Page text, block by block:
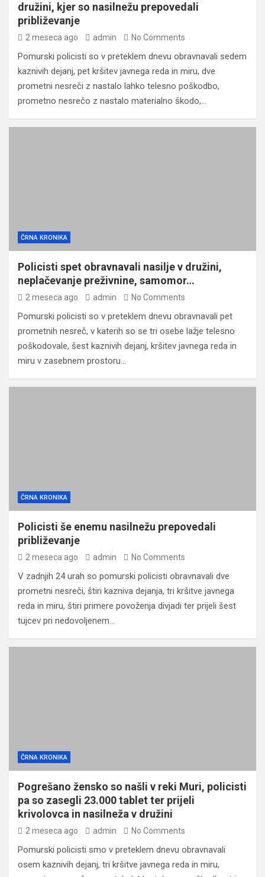
družini, kjer so nasilnežu prepovedali
približevanje
2 meseca ago admin No Comments
Pomurski policisti so v preteklem dnevu obravnavali sedem
kaznivih dejanj, pet kršitev javnega reda in miru, dve
prometni nesreči z nastalo lahko telesno poškodbo,
prometno nesrečo z nastalo materialno škodo,…
ČRNA KRONIKA
Policisti spet obravnavali nasilje v družini,
neplačevanje preživnine, samomor…
2 meseca ago admin No Comments
Pomurski policisti so v preteklem dnevu obravnavali pet
prometnih nesreč, v katerih so se tri osebe lažje telesno
poškodovale, šest kaznivih dejanj, kršitev javnega reda in
miru v zasebnem prostoru…
ČRNA KRONIKA
Policisti še enemu nasilnežu prepovedali
približevanje
2 meseca ago admin No Comments
V zadnjih 24 urah so pomurski policisti obravnavali dve
prometni nesreči, štiri kazniva dejanja, tri kršitve javnega
reda in miru, štiri primere povoženja divjadi ter prijeli šest
tujcev pri nedovoljenem…
ČRNA KRONIKA
Pogrešano žensko so našli v reki Muri, policisti
pa so zasegli 23.000 tablet ter prijeli
krivolovca in nasilneža v družini
2 meseca ago admin No Comments
Pomurski policisti smo v preteklem dnevu obravnavali
osem kaznivih dejanj, tri kršitve javnega reda in miru,